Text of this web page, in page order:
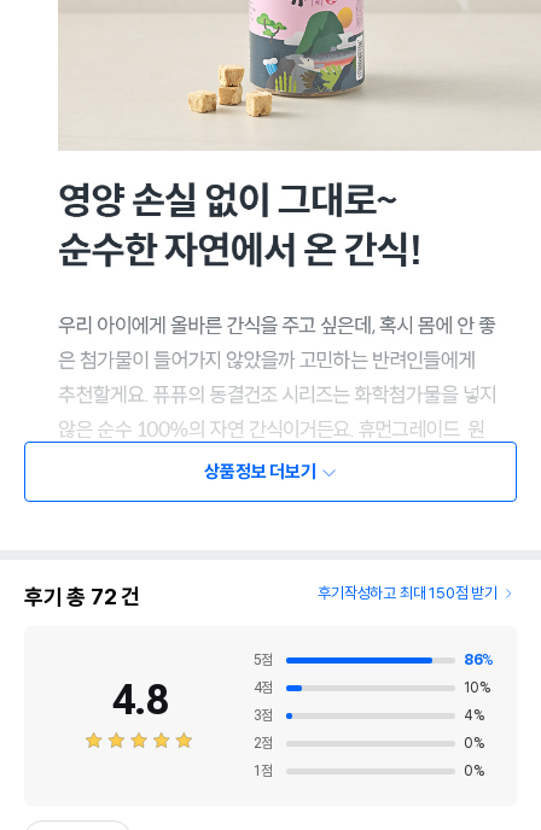
상품정보 더보기
후기 총 72건 후기작성하고 최대 150점 받기
4.8
5점 86%
4점 10%
3점 4%
2점 0%
1 점 0%